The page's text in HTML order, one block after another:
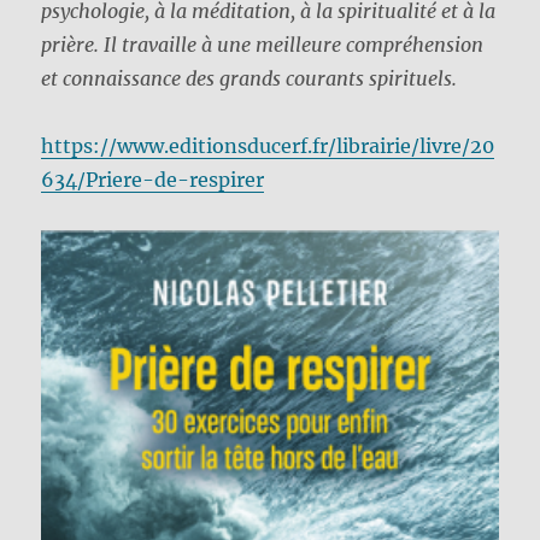
psychologie, à la méditation, à la spiritualité et à la
prière. Il travaille à une meilleure compréhension
et connaissance des grands courants spirituels.
https://www.editionsducerf.fr/librairie/livre/20
634/Priere-de-respirer